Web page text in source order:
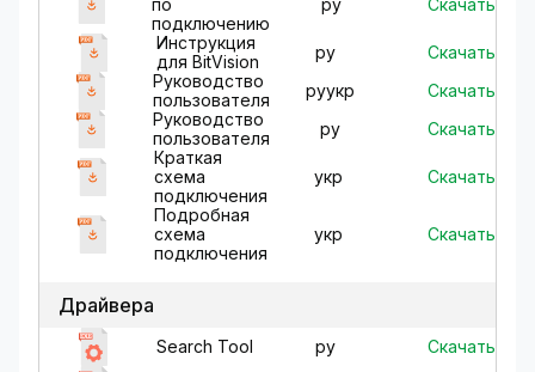
по
подключению
ру
Инструкция
для BitVision
ру
Скачать
Руководство
пользователя
руукр
Скачать
Руководство
пользователя
ру
Скачать
Краткая
схема
подключения
укр
Скачать
Подробная
схема
подключения
укр Скачать
Драйвера
Search Tool ру
Скачать